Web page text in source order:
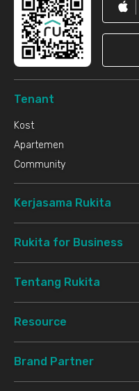
Tenant
Kost
Apartemen
Community
Kerjasama Rukita
Rukita for Business
Tentang Rukita
Resource
Brand Partner